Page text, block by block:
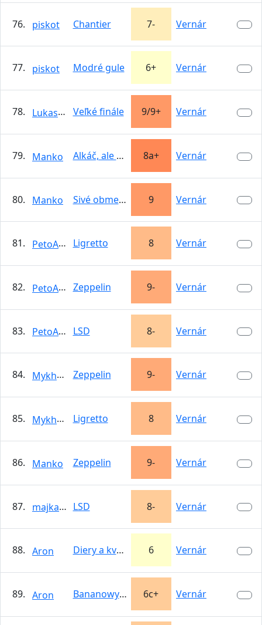
76. piskot Chantier 7- Vernár
77. piskot Modré gule 6+ Vernár
78. LukasPP Veľké finále 9/9+ Vernár
79. Manko Alkáč, ale kdeže 8a+ Vernár
80. Manko Sivé obmedzenia 9 Vernár
81. PetoAlkkro Ligretto 8 Vernár
82. PetoAlkkro Zeppelin 9- Vernár
83. PetoAlkkro LSD 8- Vernár
84. Mykhailo Zeppelin 9- Vernár
85. Mykhailo Ligretto 8 Vernár
86. Manko Zeppelin 9- Vernár
87. majka_send LSD 8- Vernár
88. Aron Diery a kvety 6 Vernár
89. Aron Bananowy zel 6c+ Vernár